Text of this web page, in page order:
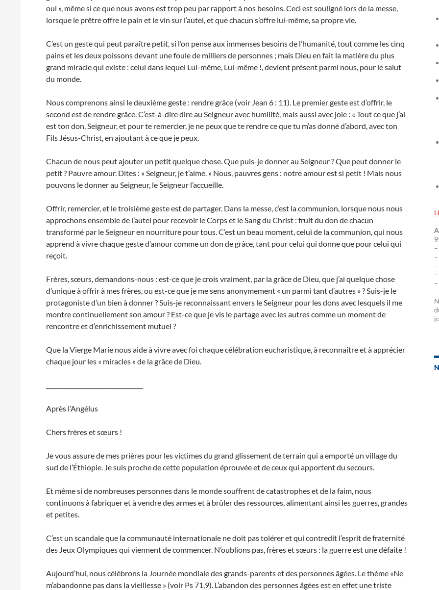
oui », même si ce que nous avons est trop peu par rapport à nos besoins. Ceci est souligné lors de la messe,
lorsque le prêtre offre le pain et le vin sur l’autel, et que chacun s’offre lui-même, sa propre vie.
C’est un geste qui peut paraître petit, si l’on pense aux immenses besoins de l’humanité, tout comme les cinq
pains et les deux poissons devant une foule de milliers de personnes ; mais Dieu en fait la matière du plus
grand miracle qui existe : celui dans lequel Lui-même, Lui-même !, devient présent parmi nous, pour le salut
du monde.
Nous comprenons ainsi le deuxième geste : rendre grâce (voir Jean 6 : 11). Le premier geste est d’offrir, le
second est de rendre grâce. C’est-à-dire dire au Seigneur avec humilité, mais aussi avec joie : « Tout ce que j’ai
est ton don, Seigneur, et pour te remercier, je ne peux que te rendre ce que tu m’as donné d’abord, avec ton
Fils Jésus-Christ, en ajoutant à ce que je peux.
Chacun de nous peut ajouter un petit quelque chose. Que puis-je donner au Seigneur ? Que peut donner le
petit ? Pauvre amour. Dites : « Seigneur, je t’aime. » Nous, pauvres gens : notre amour est si petit ! Mais nous
pouvons le donner au Seigneur, le Seigneur l’accueille.
Offrir, remercier, et le troisième geste est de partager. Dans la messe, c’est la communion, lorsque nous nous
approchons ensemble de l’autel pour recevoir le Corps et le Sang du Christ : fruit du don de chacun
transformé par le Seigneur en nourriture pour tous. C’est un beau moment, celui de la communion, qui nous
apprend à vivre chaque geste d’amour comme un don de grâce, tant pour celui qui donne que pour celui qui
reçoit.
Frères, sœurs, demandons-nous : est-ce que je crois vraiment, par la grâce de Dieu, que j’ai quelque chose
d’unique à offrir à mes frères, ou est-ce que je me sens anonymement « un parmi tant d’autres » ? Suis-je le
protagoniste d’un bien à donner ? Suis-je reconnaissant envers le Seigneur pour les dons avec lesquels il me
montre continuellement son amour ? Est-ce que je vis le partage avec les autres comme un moment de
rencontre et d’enrichissement mutuel ?
Que la Vierge Marie nous aide à vivre avec foi chaque célébration eucharistique, à reconnaître et à apprécier
chaque jour les « miracles » de la grâce de Dieu.
Après l’Angélus
Chers frères et sœurs !
Je vous assure de mes prières pour les victimes du grand glissement de terrain qui a emporté un village du
sud de l’Éthiopie. Je suis proche de cette population éprouvée et de ceux qui apportent du secours.
Et même si de nombreuses personnes dans le monde souffrent de catastrophes et de la faim, nous
continuons à fabriquer et à vendre des armes et à brûler des ressources, alimentant ainsi les guerres, grandes
et petites.
C’est un scandale que la communauté internationale ne doit pas tolérer et qui contredit l’esprit de fraternité
des Jeux Olympiques qui viennent de commencer. N’oublions pas, frères et sœurs : la guerre est une défaite !
Aujourd’hui, nous célébrons la Journée mondiale des grands-parents et des personnes âgées. Le thème «Ne
m’abandonne pas dans la vieillesse » (voir Ps 71,9). L’abandon des personnes âgées est en effet une triste